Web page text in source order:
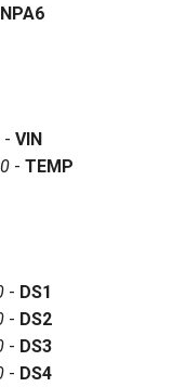
- VIN
- TEMP
- DS1
- DS2
- DS3
- DS4